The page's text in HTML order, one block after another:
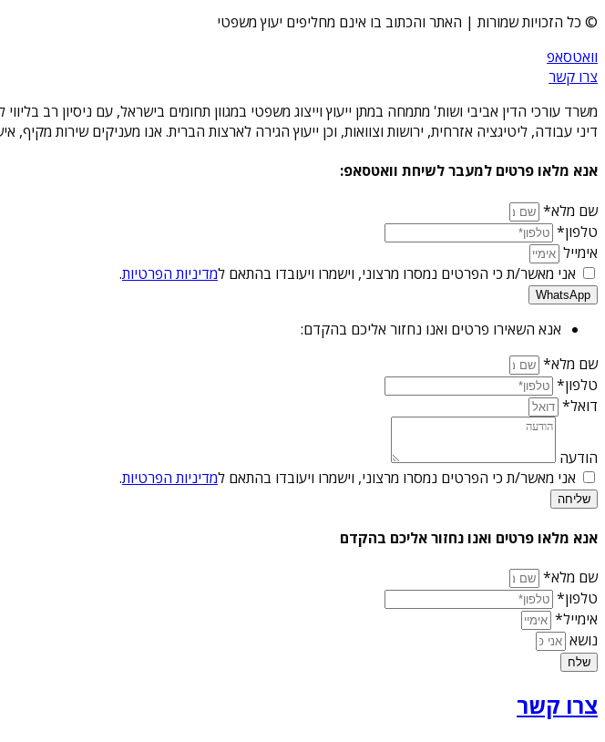
© כל הזכויות שמורות | האתר והכתוב בו אינם מחליפים יעוץ משפטי
וואטסאפ
צרו קשר
משרד עורכי הדין אביבי ושות' מתמחה במתן ייעוץ וייצוג משפטי במגוון תחומים בישראל, עם ניסיון רב
דיני עבודה, ליטיגציה אזרחית, ירושות וצוואות, וכן ייעוץ הגירה לארצות הברית. אנו מעניקים שירות
אנא מלאו פרטים למעבר לשיחת וואטסאפ:
שם מלא*
טלפון*
אימייל
אני מאשר/ת כי הפרטים נמסרו מרצוני, וישמרו ויעובדו בהתאם למדיניות הפרטיות.
WhatsApp
אנא השאירו פרטים ואנו נחזור אליכם בהקדם:
שם מלא*
טלפון*
דואל*
הודעה
אני מאשר/ת כי הפרטים נמסרו מרצוני, וישמרו ויעובדו בהתאם למדיניות הפרטיות.
שליחה
אנא מלאו פרטים ואנו נחזור אליכם בהקדם
שם מלא*
טלפון*
אימייל*
נושא
שלח
צרו קשר